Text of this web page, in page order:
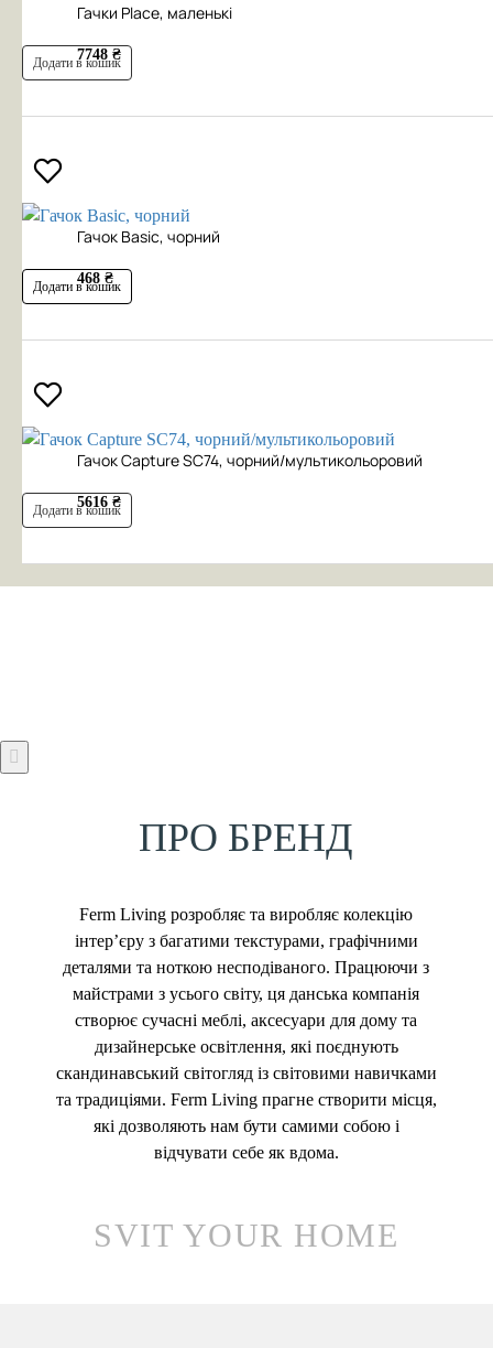
Гачки Place, маленькі
7748 ₴
Додати в кошик
Гачок Basic, чорний
468 ₴
Додати в кошик
Гачок Capture SC74, чорний/мультикольоровий
5616 ₴
Додати в кошик
ПРО БРЕНД
Ferm Living розробляє та виробляє колекцію
інтер’єру з багатими текстурами, графічними
деталями та ноткою несподіваного. Працюючи з
майстрами з усього світу, ця данська компанія
створює сучасні меблі, аксесуари для дому та
дизайнерське освітлення, які поєднують
скандинавський світогляд із світовими навичками
та традиціями. Ferm Living прагне створити місця,
які дозволяють нам бути самими собою і
відчувати себе як вдома.
SVIT YOUR HOME